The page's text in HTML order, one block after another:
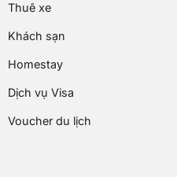
Thuê xe
Khách sạn
Homestay
Dịch vụ Visa
Voucher du lịch